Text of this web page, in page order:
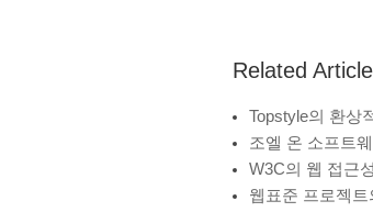
Related
Topstyle의 환상
조엘 온 소프트
W3C의 웹 접근
웹표준 프로젝트